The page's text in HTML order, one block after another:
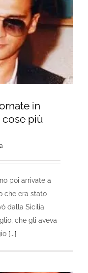
in
più
poi arrivate a
che era stato
dalla Sicilia
che gli aveva
[...]